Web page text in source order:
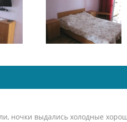
ночки выдались холодные